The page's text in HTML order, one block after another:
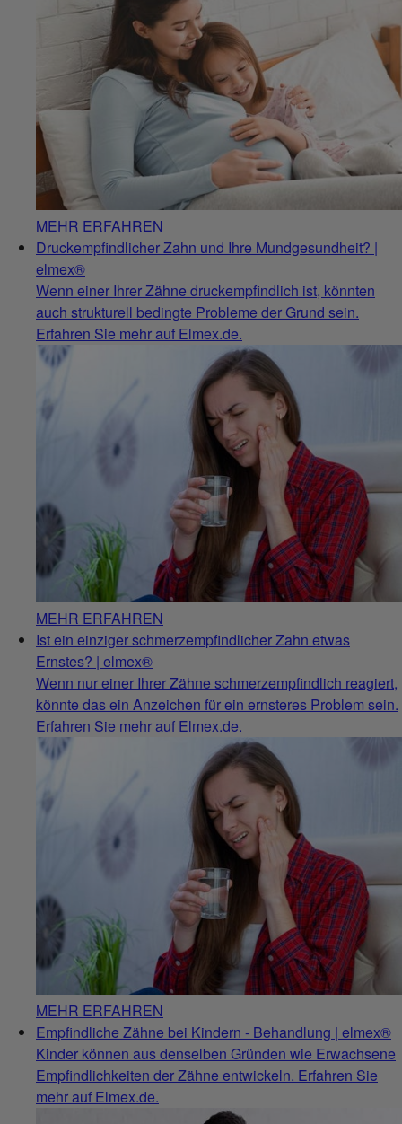
MEHR ERFAHREN
Druckempfindlicher Zahn und Ihre Mundgesundheit? |
elmex®
Wenn einer Ihrer Zähne druckempfindlich ist, könnten
auch strukturell bedingte Probleme der Grund sein.
Erfahren Sie mehr auf Elmex.de.
MEHR ERFAHREN
Ist ein einziger schmerzempfindlicher Zahn etwas
Ernstes? | elmex®
Wenn nur einer Ihrer Zähne schmerzempfindlich reagiert,
könnte das ein Anzeichen für ein ernsteres Problem sein.
Erfahren Sie mehr auf Elmex.de.
MEHR ERFAHREN
Empfindliche Zähne bei Kindern - Behandlung | elmex®
Kinder können aus denselben Gründen wie Erwachsene
Empfindlichkeiten der Zähne entwickeln. Erfahren Sie
mehr auf Elmex.de.